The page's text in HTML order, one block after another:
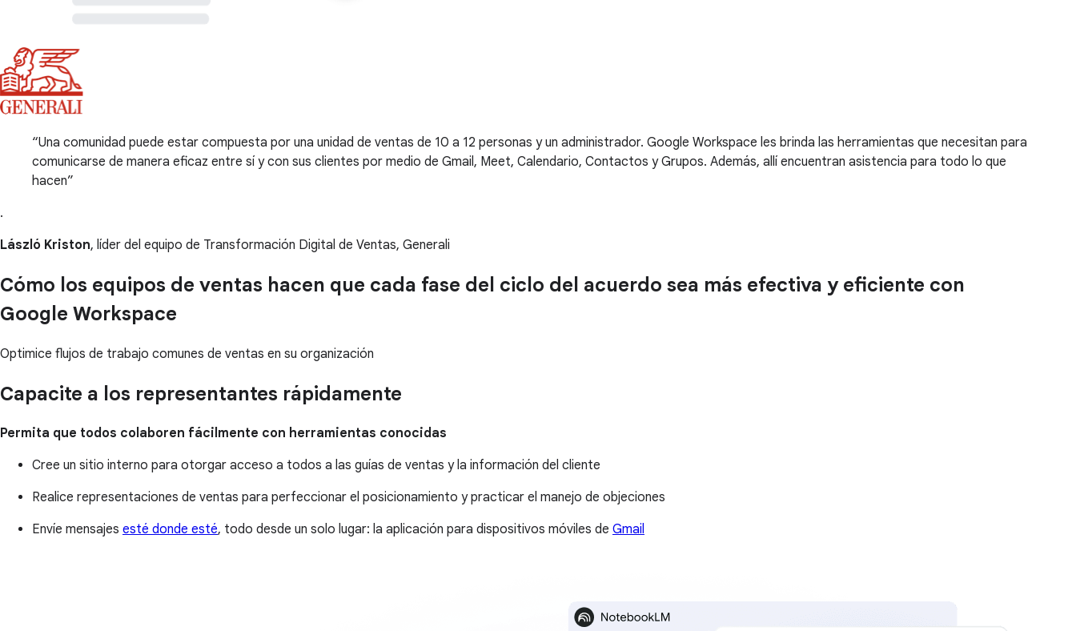
Una comunidad puede estar compuesta por una unidad de ventas de 10 a 12 personas y un administrador. Google Workspace les brinda las herramientas que necesitan para
comunicarse de manera eficaz entre sí y con sus clientes por medio de Gmail, Meet, Calendario, Contactos y Grupos. Además, allí encuentran asistencia para todo lo que
hacen
.
László Kriston, líder del equipo de Transformación Digital de Ventas, Generali
Cómo los equipos de ventas hacen que cada fase del ciclo del acuerdo sea más efectiva y eficiente con
Google Workspace
Optimice flujos de trabajo comunes de ventas en su organización
Capacite a los representantes rápidamente
Permita que todos colaboren fácilmente con herramientas conocidas
Cree un sitio interno para otorgar acceso a todos a las guías de ventas y la información del cliente
Realice representaciones de ventas para perfeccionar el posicionamiento y practicar el manejo de objeciones
Envíe mensajes esté donde esté, todo desde un solo lugar: la aplicación para dispositivos móviles de Gmail